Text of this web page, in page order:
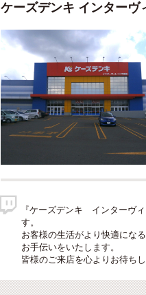
ケーズデンキ インターヴ

『ケーズデンキ インターヴ
す。
お客様の生活がより快適にな
お手伝いをいたします。
皆様のご来店を心よりお待ちし